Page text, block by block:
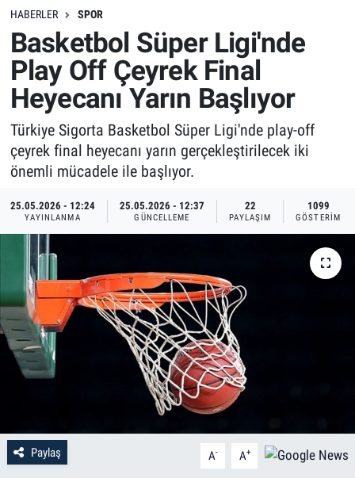
HABERLER SPOR
Basketbol Süper Ligi'nde
Play Off Çeyrek Final
Heyecanı Yarın Başlıyor
Türkiye Sigorta Basketbol Süper Ligi'nde play-off
çeyrek final heyecanı yarın gerçekleştirilecek iki
önemli mücadele ile başlıyor.
25.05.2026 - 12:24
YAYINLANMA
25.05.2026 - 12:37
GÜNCELLEME
22
PAYLAŞIM
1099
GÖSTERIM
Paylaş A- A+